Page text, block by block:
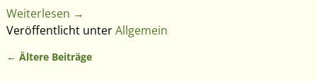
Weiterlesen →
Veröffentlicht unterAllgemein
← Ältere Beiträge